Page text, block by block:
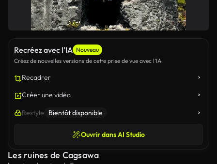
Recréez avec l’IA Nouveau
Créez de nouvelles versions de cette prise de vue avec l’IA
Recadrer
Créer une vidéo
Restyle Bientôt disponible
Ouvrir dans AI Studio
Les ruines de Cagsawa